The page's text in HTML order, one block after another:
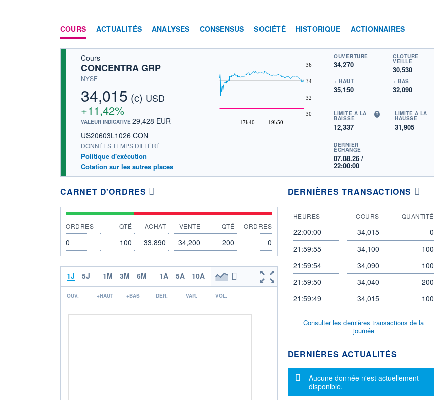
COURS ACTUALITÉS ANALYSES CONSENSUS SOCIÉTÉ HISTORIQUE ACTIONNAIRES
Cours
CONCENTRA GRP
NYSE
34,015 (c) USD
+11,42%
VALEUR INDICATIVE 29,428 EUR
US20603L1026 CON
DONNÉES TEMPS DIFFÉRÉ
Politique d'exécution
Cotation sur les autres places
17h40 19h50
30
32
34
36
OUVERTURE
34,270
CLÔTURE
VEILLE
30,530
+ HAUT
35,150
+ BAS
32,090
LIMITE À LA
BAISSE
12,337
LIMITE À LA
HAUSSE
31,905
DERNIER
ÉCHANGE
07.08.26 /
22:00:00
CARNET D'ORDRES
ORDRES QTÉ ACHAT VENTE QTÉ ORDRES
0 100 33,890 34,200 200 0
1J 5J 1M 3M 6M 1A 5A 10A
OUV. +HAUT +BAS DER. VAR. VOL.
DERNIÈRES TRANSACTIONS
HEURES COURS QUANTITÉ
22:00:00 34,015
0
21:59:55
34,100
100
21:59:54
34,090
100
21:59:50
34,040
200
21:59:49
34,015 100
Consulter les dernières transactions de la
journée
DERNIÈRES ACTUALITÉS
Message d'information
Aucune donnée n'est actuellement
disponible.